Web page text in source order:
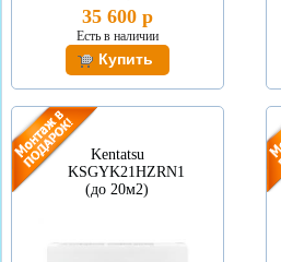
35 600 р
Есть в наличии
Kentatsu
KSGYK21HZRN1
(до 20м2)